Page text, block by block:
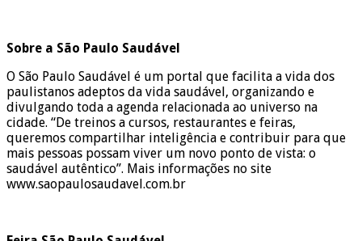
Sobre a São Paulo Saudável
O São Paulo Saudável é um portal que facilita a vida dos
paulistanos adeptos da vida saudável, organizando e
divulgando toda a agenda relacionada ao universo na
cidade. “De treinos a cursos, restaurantes e feiras,
queremos compartilhar inteligência e contribuir para que
mais pessoas possam viver um novo ponto de vista: o
saudável autêntico”. Mais informações no site
www.saopaulosaudavel.com.br